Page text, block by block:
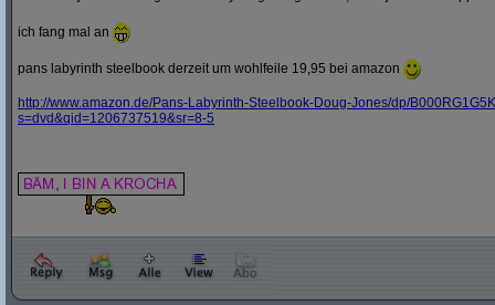
ich fang mal an
pans labyrinth steelbook derzeit um wohlfeile 19,95 bei amazon
http://www.amazon.de/Pans-Labyrinth-Steelbook-Doug-Jones/dp/
s=dvd&qid=1206737519&sr=8-5